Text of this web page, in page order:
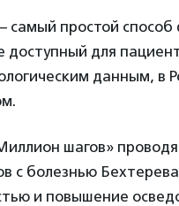
простой способ
доступный для
данным, в
шагов»
с болезнью
и повышение